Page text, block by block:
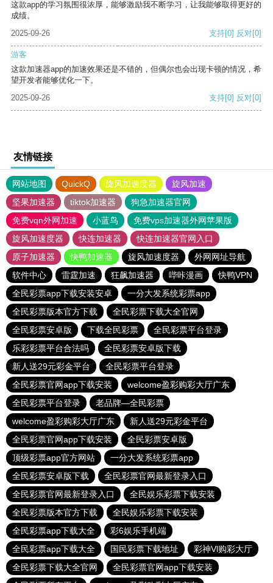
这款app的学习氛围很浓厚，能够激励我不断学习，让我能够取得更好的
成绩。
2025-09-26
支持[0] 反对[0]
游客
这款加速器app的加速效果还是不错的，但偶尔也会出现卡顿的情况，希
望开发者能够优化一下。
2025-09-26
支持[0] 反对[0]
友情链接
网站地图 QuickQ 旋风加速度器
旋风加速
坚果加速器
tiktok加速器
狗急加速器官网
免费vqn外网加速
小蓝鸟
免费vps加速器外网苹果版
旋风加速度器
快连加速器
快连加速器官网入口
原子加速器
快鸭加速器 旋风加速度器
外网网址导航
软件中心
雷霆加速 狂飙加速器 哔咔漫画
快鸭VPN
全民彩票app下载安装安卓
一分大发系统彩票app
全民彩票版本官方下载
全民彩票下载大全官网
全民彩票安卓版
下载全民彩票
全民彩票平台登录
乐彩彩票平台合法吗
全民彩票安卓版下载
新人送29元彩金平台
全民彩票平台登录
全民彩票官网app下载安装
welcome盈彩购彩大厅广东
全民彩票平台登录
老品牌—全民彩票
welcome盈彩购彩大厅广东
新人送29元彩金平台
全民彩票官网app下载安装
全民彩票安卓版
顶级彩票app官方网站
一分大发系统彩票app
全民彩票安卓版下载
全民彩票官网最新登录入口
全民彩票官网最新登录入口
全民娱乐彩票下载安装
全民彩票版本官方下载
全民娱乐彩票下载安装
全民彩票app下载大全
彩6娱乐手机端
全民彩票app下载大全
国民彩票下载地址
彩神Vl购彩大厅
全民彩票下载大全官网
全民彩票官网app下载安装